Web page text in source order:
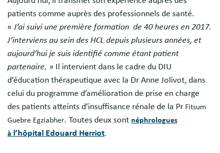
patients comme auprès des professionnels de santé.
«J’ai suivi une première formation de 40 heures en 2017.
J’interviens au sein des HCL depuis plusieurs années, et
aujourd’hui je suis identifié comme étant patient
partenaire. » Il intervient dans le cadre du DIU
d’éducation thérapeutique avec la Dr Anne Jolivot, dans
celui du programme d’amélioration de prise en charge
des patients atteints d’insuffisance rénale de la Pr Fitsum
Guebre Egziabher. Toutes deux sont néphrologues
à l’hôpital Edouard Herriot.